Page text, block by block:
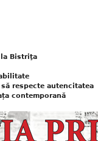
Bistriţa
respecte autencitatea
contemporană